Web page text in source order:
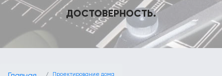
ДОСТОВЕРНОСТЬ.
Проектирование дома